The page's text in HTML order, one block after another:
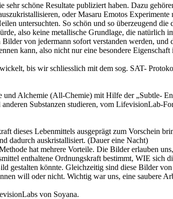
schöne Resultate publiziert haben. Dazu
oder Masaru Emotos Experimente
untersuchten. So schön und so überzeugend die
also keine metallische Grundlage, die natürlich
von jedermann sofort verstanden werden, und
kann, also nicht nur eine besondere
bis wir schliesslich mit dem sog. SAT-
Alchemie (All-Chemie) mit Hilfe der „Subtle-
Substanzen studieren, vom LifevisionLab-
dieses Lebenmittels ausgeprägt zum Vorschein
dadurch auskristallisiert. (Dauer eine Nacht)
hat mehrere Vorteile. Die Bilder erlauben
enthaltene Ordnungskraft bestimmt, WIE sich
gestalten könnte. Gleichzeitig sind diese Bilder
will oder nicht. Wichtig war uns, eine saubere
von Soyana.